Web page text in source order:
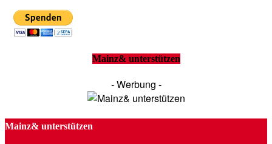
Mainz& unterstützen
- Werbung -
Mainz& unterstützen